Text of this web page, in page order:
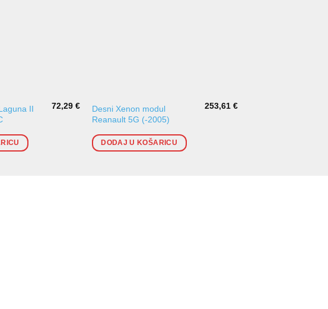
II
72,29 €
Desni Xenon modul
Reanault 5G (-2005)
253,61€
DODAJ U KOŠARICU